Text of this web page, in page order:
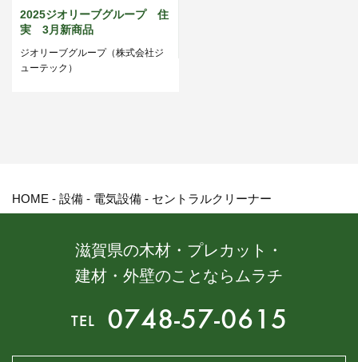
2025ジオリーブグループ 住
実 3月新商品
ジオリーブグループ（株式会社ジ
ューテック）
HOME - 設備 - 電気設備 - セントラルクリーナー
滋賀県の木材・プレカット・
建材・外壁のことならムラチ
TEL 0748-57-0615